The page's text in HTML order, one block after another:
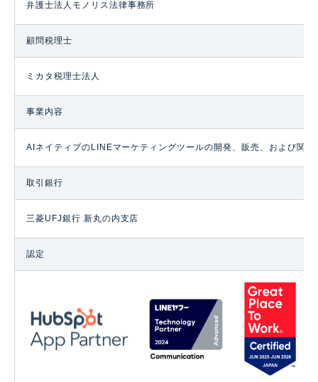
弁護士法人モノリス法律事務所
顧問税理士
ミカタ税理士法人
事業内容
AIネイティブのLINEマーケティングツールの開発、販売、および関連
取引銀行
三菱UFJ銀行 新丸の内支店
認定